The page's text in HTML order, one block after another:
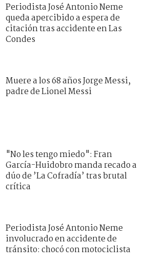
Periodista José Antonio Neme
queda apercibido a espera de
citación tras accidente en Las
Condes
Muere a los 68 años Jorge Messi,
padre de Lionel Messi
"No les tengo miedo": Fran
García-Huidobro manda recado a
dúo de ’La Cofradía’ tras brutal
crítica
Periodista José Antonio Neme
involucrado en accidente de
tránsito: chocó con motociclista